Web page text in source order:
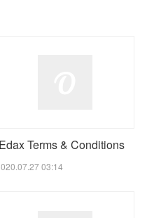
Terms & Conditions
03:14